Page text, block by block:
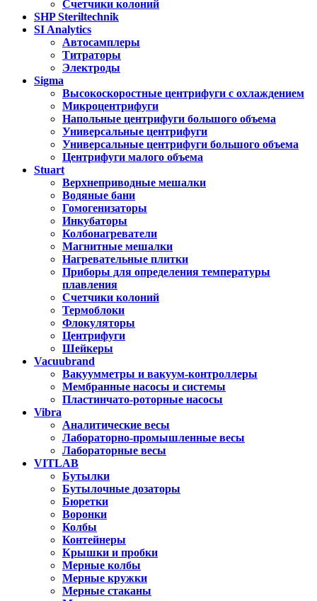
Счетчики колоний
SHP Steriltechnik
SI Analytics
Автосамплеры
Титраторы
Электроды
Sigma
Высокоскоростные центрифуги с охлаждением
Микроцентрифуги
Напольные центрифуги большого объема
Универсальные центрифуги
Универсальные центрифуги большого объема
Центрифуги малого объема
Stuart
Верхнеприводные мешалки
Водяные бани
Гомогенизаторы
Инкубаторы
Колбонагреватели
Магнитные мешалки
Нагревательные плитки
Приборы для определения температуры
плавления
Счетчики колоний
Термоблоки
Флокуляторы
Центрифуги
Шейкеры
Vacuubrand
Вакуумметры и вакуум-контроллеры
Мембранные насосы и системы
Пластинчато-роторные насосы
Vibra
Аналитические весы
Лабораторно-промышленные весы
Лабораторные весы
VITLAB
Бутылки
Бутылочные дозаторы
Бюретки
Воронки
Колбы
Контейнеры
Крышки и пробки
Мерные колбы
Мерные кружки
Мерные стаканы